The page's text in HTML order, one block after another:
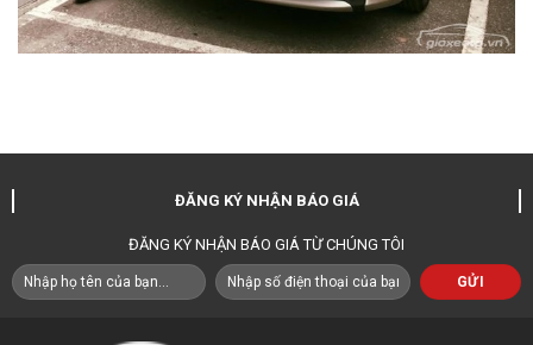
ĐĂNG KÝ NHẬN BÁO GIÁ
ĐĂNG KÝ NHẬN BÁO GIÁ TỪ CHÚNG TÔI